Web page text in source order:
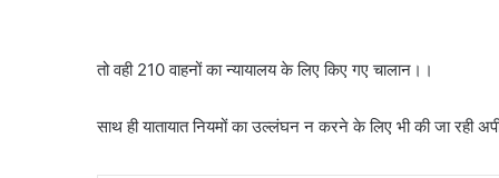
तो वही 210 वाहनों का न्यायालय के लिए किए गए चालान।।
साथ ही यातायात नियमों का उल्लंघन न करने के लिए भी की जा रही